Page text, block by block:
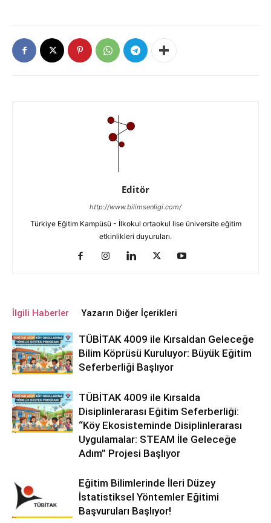
Editör
http://www.bilimsenligi.com/
Türkiye Eğitim Kampüsü - İlkokul ortaokul lise üniversite eğitim
etkinlikleri duyuruları.
İlgili Haberler Yazarın Diğer İçerikleri
TÜBİTAK 4009 ile Kırsaldan Geleceğe
Bilim Köprüsü Kuruluyor: Büyük Eğitim
Seferberliği Başlıyor
TÜBİTAK 4009 ile Kırsalda
Disiplinlerarası Eğitim Seferberliği:
“Köy Ekosisteminde Disiplinlerarası
Uygulamalar: STEAM İle Geleceğe
Adım” Projesi Başlıyor
Eğitim Bilimlerinde İleri Düzey
İstatistiksel Yöntemler Eğitimi
Başvuruları Başlıyor!